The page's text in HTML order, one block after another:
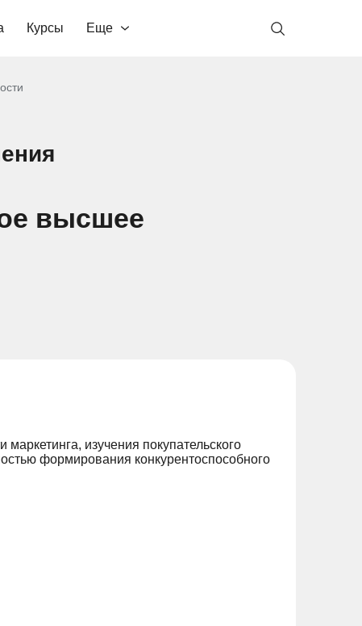
Курсы Еще
высшее
изучения покупательского
формирования конкурентоспособного